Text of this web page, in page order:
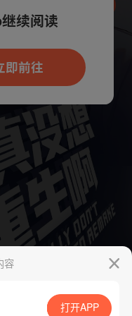
容
打开APP
打开App新用
续阅读
即前往